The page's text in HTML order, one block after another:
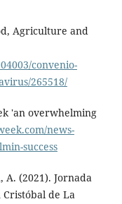
Agriculture and
convenio-
265518/
'an overwhelming
news-
success
A. (2021). Jornada
Cristóbal de La